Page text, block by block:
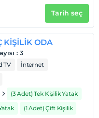
Tarih seç
KİŞİLİK ODA
: 3
TV
İnternet
(3 Adet) Tek Kişilik Yatak
(1 Adet) Çift Kişilik